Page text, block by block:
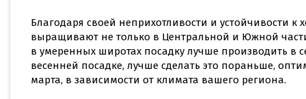
Благодаря своей неприхотливости и устойчивости
выращивают не только в Центральной и Южной
в умеренных широтах посадку лучше производить в
весенней посадке, лучше сделать это пораньше,
марта, в зависимости от климата вашего региона.